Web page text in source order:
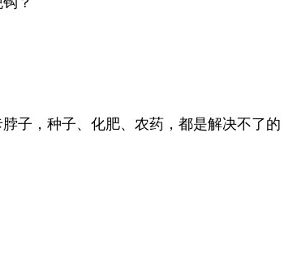
子，种子、化肥、农药，都是解决不了的